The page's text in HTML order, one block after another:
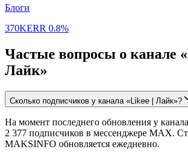
Блоги
370KERR 0.8%
Частые вопросы о канале
Лайк»
Сколько подписчиков у канала «Likee | Лайк»?
На момент последнего обновления у
2 377 подписчиков в мессенджере MAX.
MAKSINFO обновляется ежедневно.